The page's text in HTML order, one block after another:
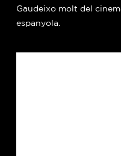
Gaudeixo molt del
espanyola.